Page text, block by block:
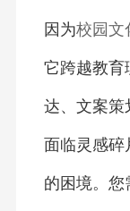
因为校园文
它跨越教育
达、文案策
面临灵感碎
的困境。您